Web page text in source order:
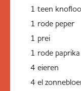
1 teen
1 rode peper
1 prei
1 rode paprika
4 eieren
4 el